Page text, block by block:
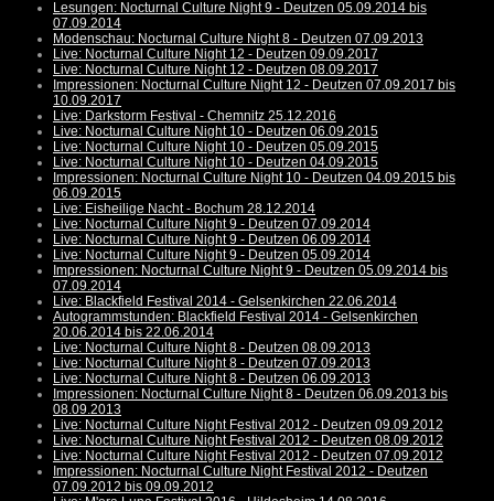
Lesungen: Nocturnal Culture Night 9 - Deutzen 05.09.2014 bis
07.09.2014
Modenschau: Nocturnal Culture Night 8 - Deutzen 07.09.2013
Live: Nocturnal Culture Night 12 - Deutzen 09.09.2017
Live: Nocturnal Culture Night 12 - Deutzen 08.09.2017
Impressionen: Nocturnal Culture Night 12 - Deutzen 07.09.2017 bis
10.09.2017
Live: Darkstorm Festival - Chemnitz 25.12.2016
Live: Nocturnal Culture Night 10 - Deutzen 06.09.2015
Live: Nocturnal Culture Night 10 - Deutzen 05.09.2015
Live: Nocturnal Culture Night 10 - Deutzen 04.09.2015
Impressionen: Nocturnal Culture Night 10 - Deutzen 04.09.2015 bis
06.09.2015
Live: Eisheilige Nacht - Bochum 28.12.2014
Live: Nocturnal Culture Night 9 - Deutzen 07.09.2014
Live: Nocturnal Culture Night 9 - Deutzen 06.09.2014
Live: Nocturnal Culture Night 9 - Deutzen 05.09.2014
Impressionen: Nocturnal Culture Night 9 - Deutzen 05.09.2014 bis
07.09.2014
Live: Blackfield Festival 2014 - Gelsenkirchen 22.06.2014
Autogrammstunden: Blackfield Festival 2014 - Gelsenkirchen
20.06.2014 bis 22.06.2014
Live: Nocturnal Culture Night 8 - Deutzen 08.09.2013
Live: Nocturnal Culture Night 8 - Deutzen 07.09.2013
Live: Nocturnal Culture Night 8 - Deutzen 06.09.2013
Impressionen: Nocturnal Culture Night 8 - Deutzen 06.09.2013 bis
08.09.2013
Live: Nocturnal Culture Night Festival 2012 - Deutzen 09.09.2012
Live: Nocturnal Culture Night Festival 2012 - Deutzen 08.09.2012
Live: Nocturnal Culture Night Festival 2012 - Deutzen 07.09.2012
Impressionen: Nocturnal Culture Night Festival 2012 - Deutzen
07.09.2012 bis 09.09.2012